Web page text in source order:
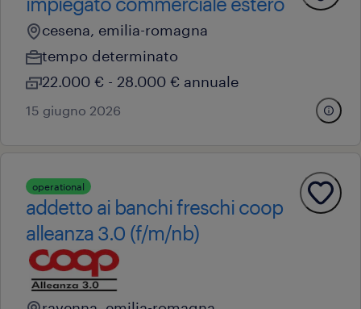
cesena, emilia-romagna
tempo determinato
22.000 € - 28.000 € annuale
15 giugno 2026
operational
addetto ai banchi freschi coop
alleanza 3.0 (f/m/nb)